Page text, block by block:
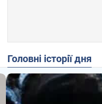
Головні історії дня